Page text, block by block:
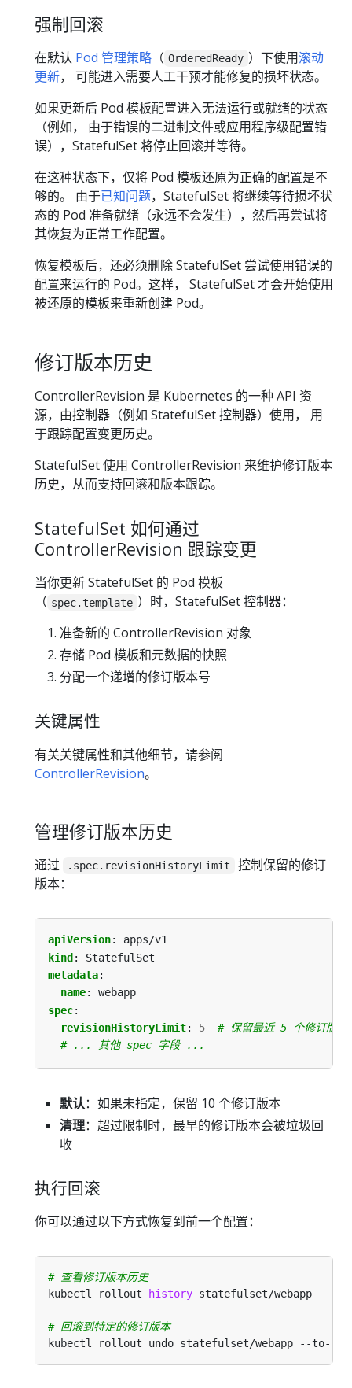
强制回滚
在默认 Pod 管理策略 （ OrderedReady ）下使用滚动
更新， 可能进入需要人工干预才能修复的损坏状态。
如果更新后 Pod 模板配置进入无法运行或就绪的状态
（例如， 由于错误的二进制文件或应用程序级配置错
误），StatefulSet 将停止回滚并等待。
在这种状态下，仅将 Pod 模板还原为正确的配置是不
够的。 由于已知问题，StatefulSet 将继续等待损坏状
态的 Pod 准备就绪（永远不会发生），然后再尝试将
其恢复为正常工作配置。
恢复模板后，还必须删除 StatefulSet 尝试使用错误的
配置来运行的 Pod。这样， StatefulSet 才会开始使用
被还原的模板来重新创建 Pod。
修订版本历史
ControllerRevision 是 Kubernetes 的一种 API 资
源，由控制器（例如 StatefulSet 控制器）使用， 用
于跟踪配置变更历史。
StatefulSet 使用 ControllerRevision 来维护修订版本
历史，从而支持回滚和版本跟踪。
StatefulSet 如何通过
ControllerRevision 跟踪变更
当你更新 StatefulSet 的 Pod 模板
（ spec.template ）时，StatefulSet 控制器：
准备新的 ControllerRevision 对象
存储 Pod 模板和元数据的快照
分配一个递增的修订版本号
关键属性
有关关键属性和其他细节，请参阅
ControllerRevision。
管理修订版本历史
通过 .spec.revisionHistoryLimit
控制保留的修订
版本：
apiVersion:
apps/v1
kind:
StatefulSet
metadata:
name:
webapp
spec:
revisionHistoryLimit: 5
# 保留最近 5 个修订版本
# ... 其他 spec 字段 ...
默认：如果未指定，保留 10 个修订版本
清理：超过限制时，最早的修订版本会被垃圾回
收
执行回滚
你可以通过以下方式恢复到前一个配置：
# 查看修订版本历史
kubectl rollout
history
# 回滚到特定的修订版本
kubectl rollout undo statefulset/webapp --to-